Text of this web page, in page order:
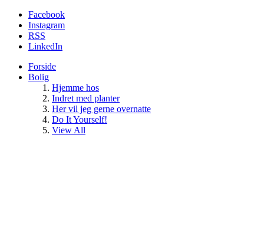
Facebook
Instagram
RSS
LinkedIn
Forside
Bolig
Hjemme hos
Indret med planter
Her vil jeg gerne overnatte
Do It Yourself!
View All